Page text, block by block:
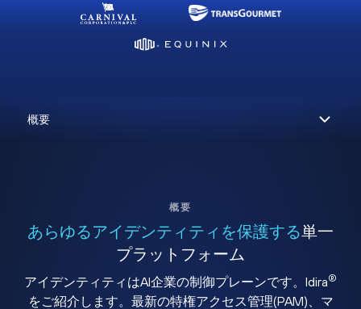
概要
あらゆるアイデンティティを保護する単一
プラットフォーム
アイデンティティはAI企業の制御プレーンです。Idira®
をご紹介します。最新の特権アクセス管理(PAM)、マ